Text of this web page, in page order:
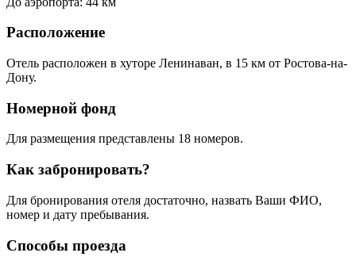
Расположение
Отель расположен в хуторе Ленинаван, в 15 км от Ростова-на-
Дону.
Номерной фонд
Для размещения представлены 18 номеров.
Как забронировать?
Для бронирования отеля достаточно, назвать Ваши ФИО,
номер и дату пребывания.
Способы проезда